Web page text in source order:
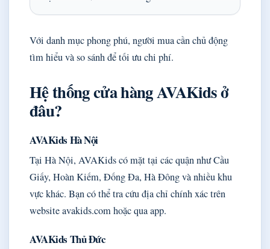
Với danh mục phong phú, người mua cần chủ động
tìm hiểu và so sánh để tối ưu chi phí.
Hệ thống cửa hàng AVAKids ở
đâu?
AVAKids Hà Nội
Tại Hà Nội, AVAKids có mặt tại các quận như Cầu
Giấy, Hoàn Kiếm, Đống Đa, Hà Đông và nhiều khu
vực khác. Bạn có thể tra cứu địa chỉ chính xác trên
website avakids.com hoặc qua app.
AVAKids Thủ Đức